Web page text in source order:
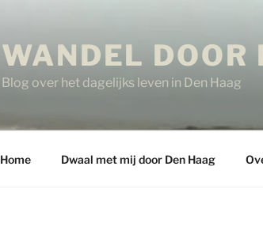
WANDEL DOOR
Blog over het dagelijks leven in Den Haag
Home Dwaal met mij door Den Haag